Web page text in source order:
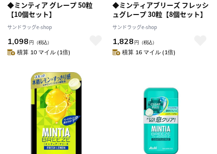
◆ミンティア グレープ 50粒
【10個セット】
サンドラッグe-shop
1,098 円 （税込）
積算 10 マイル (1倍)
◆ミンティアブリーズ フレッシ
ュグレープ 30粒【8個セット】
サンドラッグe-shop
1,828 円 （税込）
積算 16 マイル (1倍)